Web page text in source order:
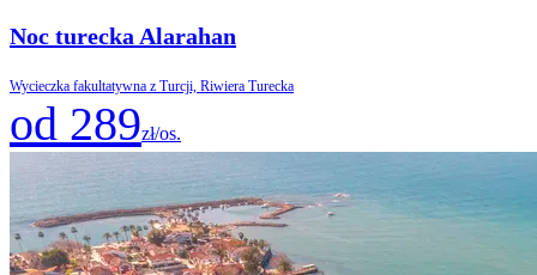
Noc turecka Alarahan
Wycieczka fakultatywna z Turcji, Riwiera Turecka
od 289zł/os.